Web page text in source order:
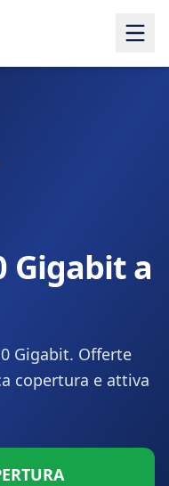
Gigabit a
Gigabit. Offerte
copertura e attiva